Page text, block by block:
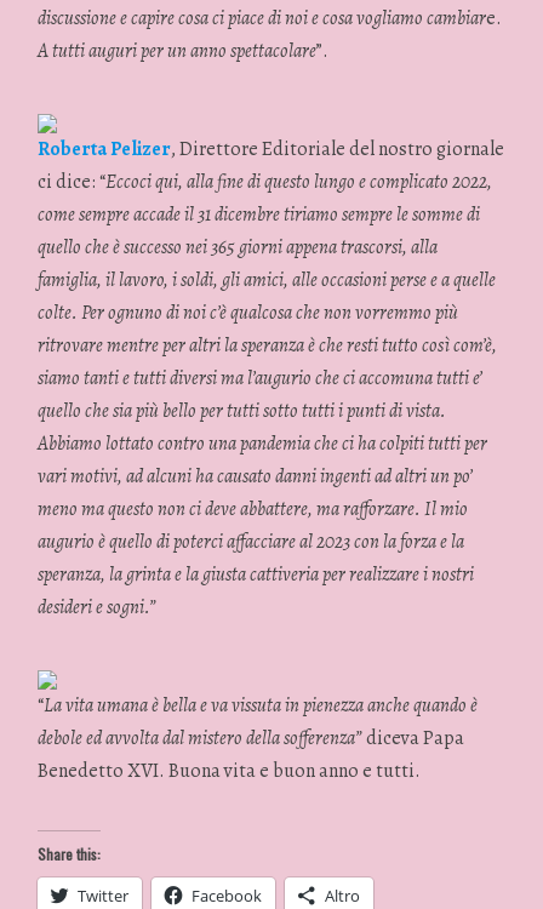
discussione e capire cosa ci piace di noi e cosa vogliamo cambiare.
A tutti auguri per un anno spettacolare”.
Roberta Pelizer, Direttore Editoriale del nostro giornale
ci dice: “Eccoci qui, alla fine di questo lungo e complicato 2022,
come sempre accade il 31 dicembre tiriamo sempre le somme di
quello che è successo nei 365 giorni appena trascorsi, alla
famiglia, il lavoro, i soldi, gli amici, alle occasioni perse e a quelle
colte. Per ognuno di noi c’è qualcosa che non vorremmo più
ritrovare mentre per altri la speranza è che resti tutto così com’è,
siamo tanti e tutti diversi ma l’augurio che ci accomuna tutti e’
quello che sia più bello per tutti sotto tutti i punti di vista.
Abbiamo lottato contro una pandemia che ci ha colpiti tutti per
vari motivi, ad alcuni ha causato danni ingenti ad altri un po’
meno ma questo non ci deve abbattere, ma rafforzare. Il mio
augurio è quello di poterci affacciare al 2023 con la forza e la
speranza, la grinta e la giusta cattiveria per realizzare i nostri
desideri e sogni.”
“La vita umana è bella e va vissuta in pienezza anche quando è
debole ed avvolta dal mistero della sofferenza”diceva Papa
Benedetto XVI. Buona vita e buon anno e tutti.
Share this:
Twitter Facebook Altro